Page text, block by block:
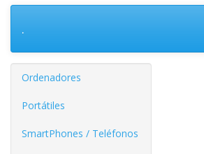
.
Ordenadores
Portátiles
SmartPhones / Teléfonos